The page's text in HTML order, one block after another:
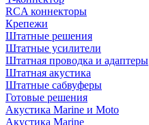
RCA коннекторы
Крепежи
Штатные решения
Штатные усилители
Штатная проводка и адаптеры
Штатная акустика
Штатные сабвуферы
Готовые решения
Акустика Marine и Moto
Акустика Marine